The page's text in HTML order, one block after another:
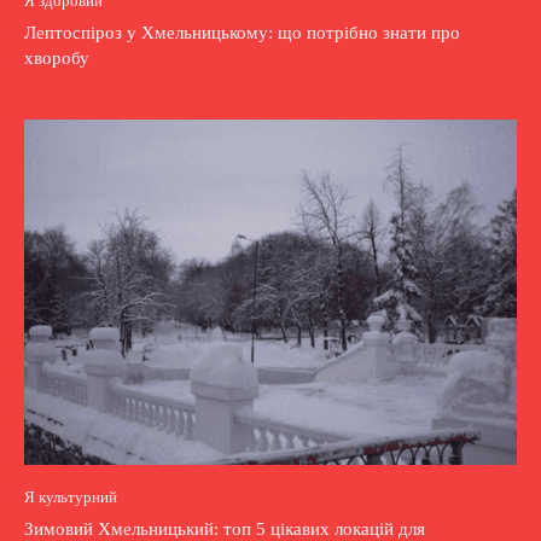
Лептоспіроз у Хмельницькому: що потрібно знати про
хворобу
Я культурний
Зимовий Хмельницький: топ 5 цікавих локацій для